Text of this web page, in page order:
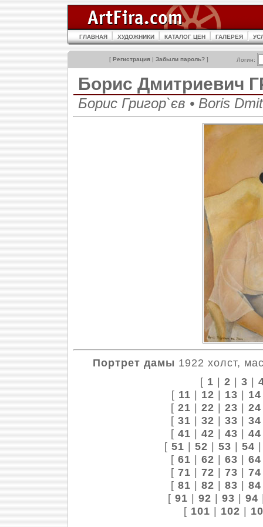
ГЛАВНАЯ ХУДОЖНИКИ КАТАЛОГ ЦЕН ГАЛЕРЕЯ
[ Регистрация | Забыли пароль? ] Логин:
Борис Дмитриевич
Борис Григор`єв • Boris
Портрет дамы 1922 холст,
[ 1 | 2 | 3 |
[ 11 | 12 | 13 | 14
[ 21 | 22 | 23 | 24
[ 31 | 32 | 33 | 34
[ 41 | 42 | 43 | 44
[ 51 | 52 | 53 | 54
[ 61 | 62 | 63 | 64
[ 71 | 72 | 73 | 74
[ 81 | 82 | 83 | 84
[ 91 | 92 | 93 | 94
[ 101 | 102 |